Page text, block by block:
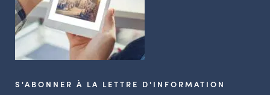
S'ABONNER À LA LETTRE D'INFORMATION